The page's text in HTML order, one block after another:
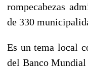
rompecabezas
de 330
Es un tema local
del Banco